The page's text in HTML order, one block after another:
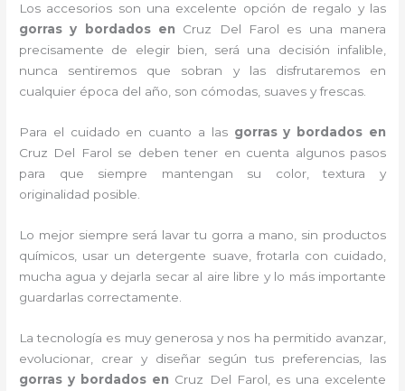
Los accesorios son una excelente opción de regalo y las
gorras y bordadosen Cruz Del Farol es una manera
precisamente de elegir bien, será una decisión infalible,
nunca sentiremos que sobran y las disfrutaremos en
cualquier época del año, son cómodas, suaves y frescas.
Para el cuidado en cuanto a las gorras y bordados en
Cruz Del Farol se deben tener en cuenta algunos pasos
para que siempre mantengan su color, textura y
originalidad posible.
Lo mejor siempre será lavar tu gorra a mano, sin productos
químicos, usar un detergente suave, frotarla con cuidado,
mucha agua y dejarla secar al aire libre y lo más importante
guardarlas correctamente.
La tecnología es muy generosa y nos ha permitido avanzar,
evolucionar, crear y diseñar según tus preferencias, las
gorras y bordados en Cruz Del Farol, es una excelente